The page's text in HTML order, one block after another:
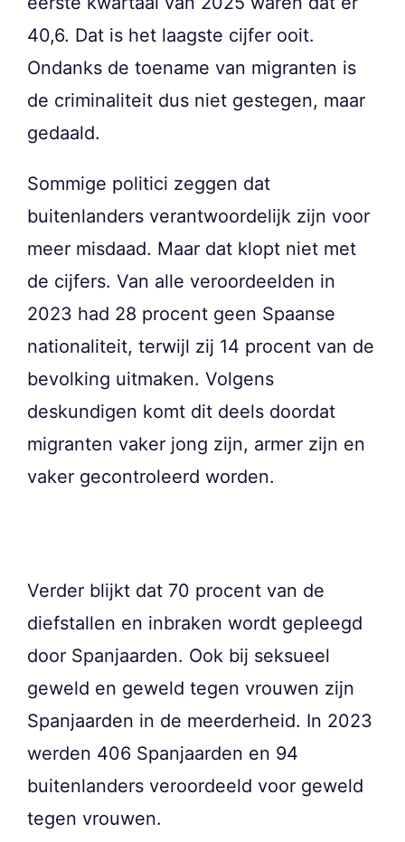
40,6. Dat is het laagste cijfer ooit.
Ondanks de toename van migranten is
de criminaliteit dus niet gestegen, maar
gedaald.
Sommige politici zeggen dat
buitenlanders verantwoordelijk zijn voor
meer misdaad. Maar dat klopt niet met
de cijfers. Van alle veroordeelden in
2023 had 28 procent geen Spaanse
nationaliteit, terwijl zij 14 procent van de
bevolking uitmaken. Volgens
deskundigen komt dit deels doordat
migranten vaker jong zijn, armer zijn en
vaker gecontroleerd worden.
Verder blijkt dat 70 procent van de
diefstallen en inbraken wordt gepleegd
door Spanjaarden. Ook bij seksueel
geweld en geweld tegen vrouwen zijn
Spanjaarden in de meerderheid. In 2023
werden 406 Spanjaarden en 94
buitenlanders veroordeeld voor geweld
tegen vrouwen.